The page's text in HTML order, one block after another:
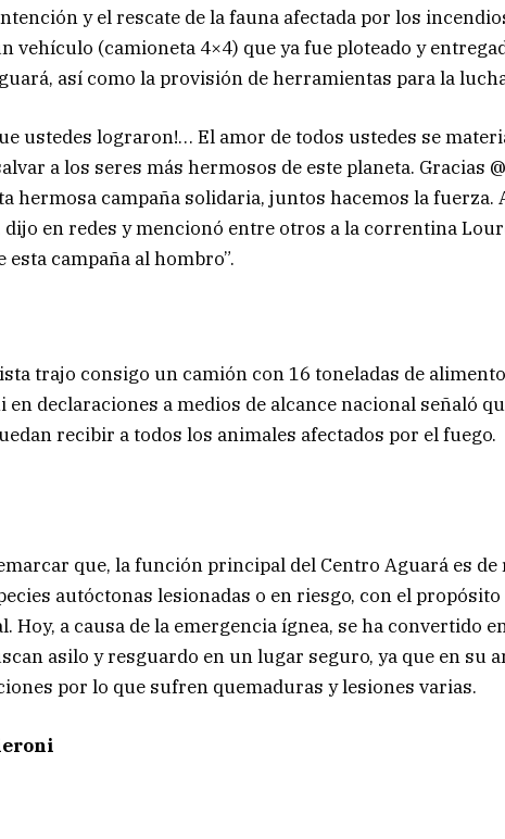
y el rescate de la fauna afectada por los
vehículo (camioneta 4×4) que ya fue ploteado y
así como la provisión de herramientas para la
ustedes lograron!… El amor de todos ustedes se
a los seres más hermosos de este planeta. Gracias
hermosa campaña solidaria, juntos hacemos la fuerza.
dijo en redes y mencionó entre otros a la correntina
campaña al hombro”.
trajo consigo un camión con 16 toneladas de
en declaraciones a medios de alcance nacional señaló
recibir a todos los animales afectados por el fuego.
que, la función principal del Centro Aguará es
autóctonas lesionadas o en riesgo, con el
Hoy, a causa de la emergencia ígnea, se ha convertido
asilo y resguardo en un lugar seguro, ya que en su
por lo que sufren quemaduras y lesiones varias.